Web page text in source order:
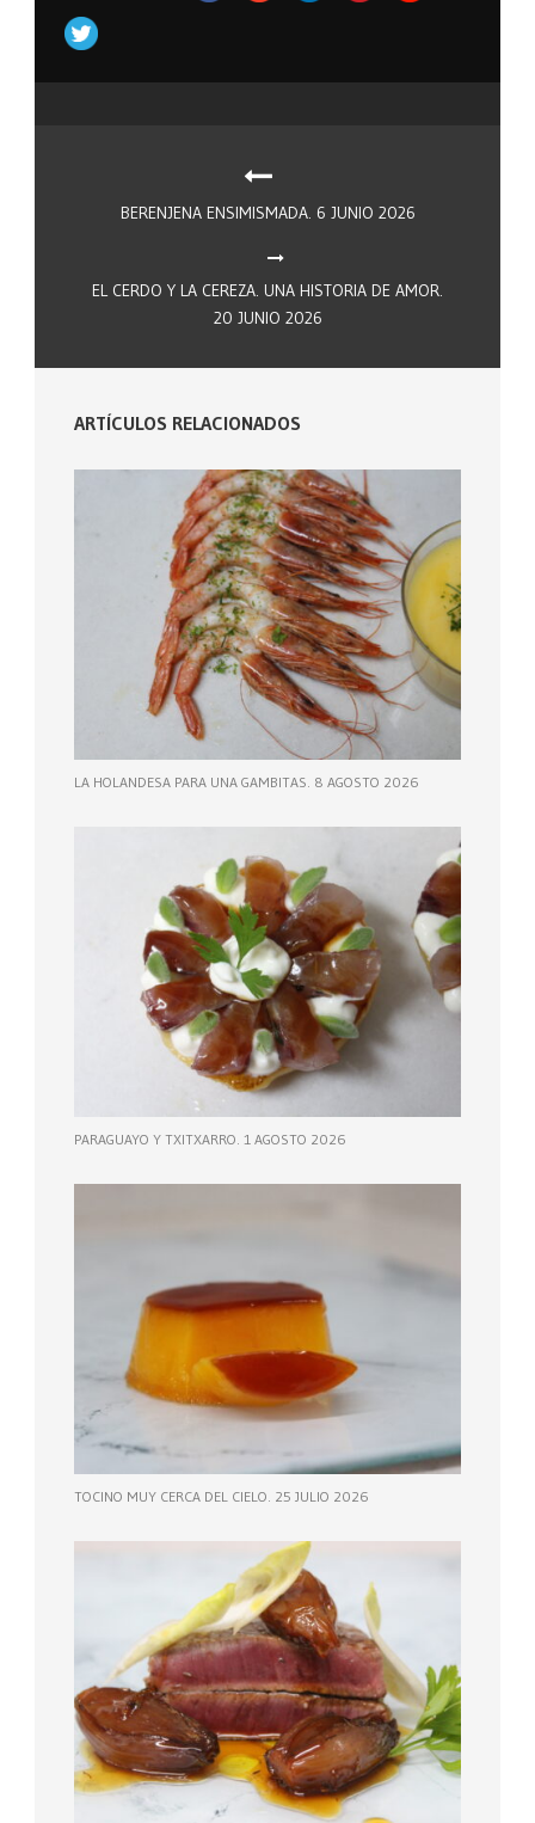
BERENJENA ENSIMISMADA. 6 JUNIO 2026
EL CERDO Y LA CEREZA. UNA HISTORIA DE AMOR.
20 JUNIO 2026
ARTÍCULOS RELACIONADOS
LA HOLANDESA PARA UNA GAMBITAS. 8 AGOSTO 2026
PARAGUAYO Y TXITXARRO. 1 AGOSTO 2026
TOCINO MUY CERCA DEL CIELO. 25 JULIO 2026